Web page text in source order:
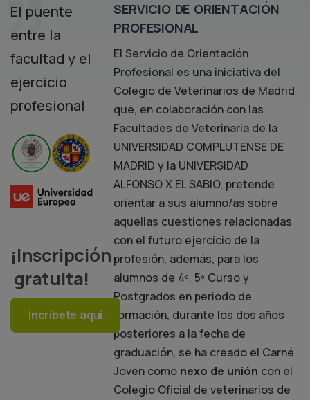
El puente
entre la
facultad y el
ejercicio
profesional
¡Inscripción
gratuita!
Incríbete aquí
SERVICIO DE ORIENTACIÓN
PROFESIONAL
El Servicio de Orientación
Profesional es una iniciativa del
Colegio de Veterinarios de Madrid
que, en colaboración con las
Facultades de Veterinaria de la
UNIVERSIDAD COMPLUTENSE DE
MADRID y la UNIVERSIDAD
ALFONSO X EL SABIO, pretende
orientar a sus alumno/as sobre
aquellas cuestiones relacionadas
con el futuro ejercicio de la
profesión, además, para los
alumnos de 4º, 5º Curso y
Postgrados en periodo de
formación, durante los dos años
posteriores a la fecha de
graduación, se ha creado el Carné
Joven como nexo de unión con el
Colegio Oficial de veterinarios de